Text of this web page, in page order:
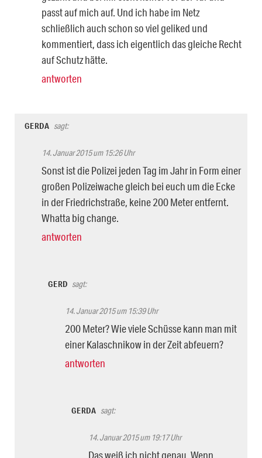
passt auf mich auf. Und ich habe im Netz
schließlich auch schon so viel geliked und
kommentiert, dass ich eigentlich das gleiche Recht
auf Schutz hätte.
antworten
GERDA sagt:
14. Januar 2015 um 15:26 Uhr
Sonst ist die Polizei jeden Tag im Jahr in Form einer
großen Polizeiwache gleich bei euch um die Ecke
in der Friedrichstraße, keine 200 Meter entfernt.
Whatta big change.
antworten
GERD sagt:
14. Januar 2015 um 15:39 Uhr
200 Meter? Wie viele Schüsse kann man mit
einer Kalaschnikow in der Zeit abfeuern?
antworten
GERDA sagt:
14. Januar 2015 um 19:17 Uhr
Das weiß ich nicht genau. Wenn